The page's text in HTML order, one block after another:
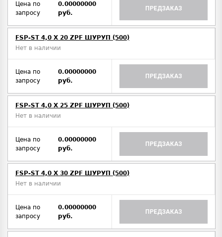
Цена по
запросу
0.00000000
руб.
ПРЕДЗАКАЗ
FSP-ST 4,0 X 20 ZPF ШУРУП (500)
Нет в наличии
Цена по
запросу
0.00000000
руб.
ПРЕДЗАКАЗ
FSP-ST 4,0 X 25 ZPF ШУРУП (500)
Нет в наличии
Цена по
запросу
0.00000000
руб.
ПРЕДЗАКАЗ
FSP-ST 4,0 X 30 ZPF ШУРУП (500)
Нет в наличии
Цена по
запросу
0.00000000
руб.
ПРЕДЗАКАЗ